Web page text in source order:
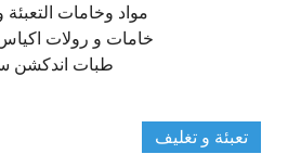
مواد وخامات التعبئة
خامات و رولات اكياس
طبات اندكشن
تعبئة و تغليف